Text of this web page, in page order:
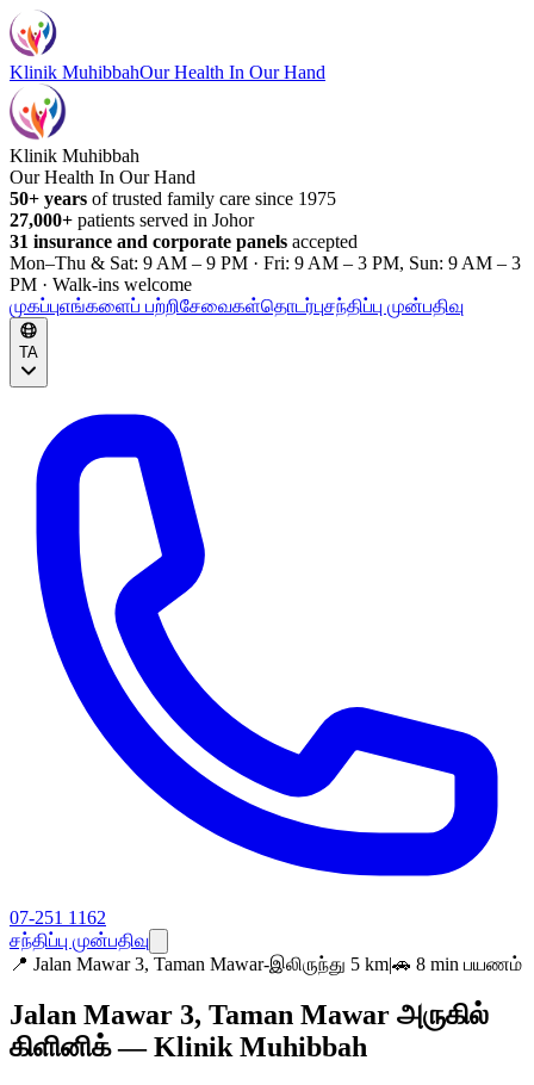
Klinik MuhibbahOur Health In Our Hand
Klinik Muhibbah
Our Health In Our Hand
50+ years of trusted family care since 1975
27,000+ patients served in Johor
31 insurance and corporate panels accepted
Mon–Thu & Sat: 9 AM – 9 PM · Fri: 9 AM – 3 PM, Sun: 9 AM – 3
PM · Walk-ins welcome
முகப்புஎங்களைப் பற்றிசேவைகள்தொடர்புசந்திப்பு முன்பதிவு
TA
07-251 1162
சந்திப்பு முன்பதிவு
📍 Jalan Mawar 3, Taman Mawar-இலிருந்து 5 km|🚗 8 min பயணம்
Jalan Mawar 3, Taman Mawar அருகில்
கிளினிக் — Klinik Muhibbah